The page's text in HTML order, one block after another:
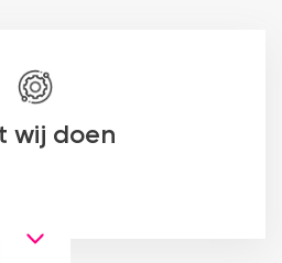
wij doen